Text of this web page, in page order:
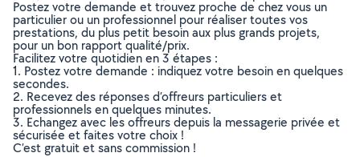
Postez votre demande et trouvez proche de chez vous un
particulier ou un professionnel pour réaliser toutes vos
prestations, du plus petit besoin aux plus grands projets,
pour un bon rapport qualité/prix.
Facilitez votre quotidien en 3 étapes :
1. Postez votre demande : indiquez votre besoin en quelques
secondes.
2. Recevez des réponses d’offreurs particuliers et
professionnels en quelques minutes.
3. Echangez avec les offreurs depuis la messagerie privée et
sécurisée et faites votre choix !
C’est gratuit et sans commission !